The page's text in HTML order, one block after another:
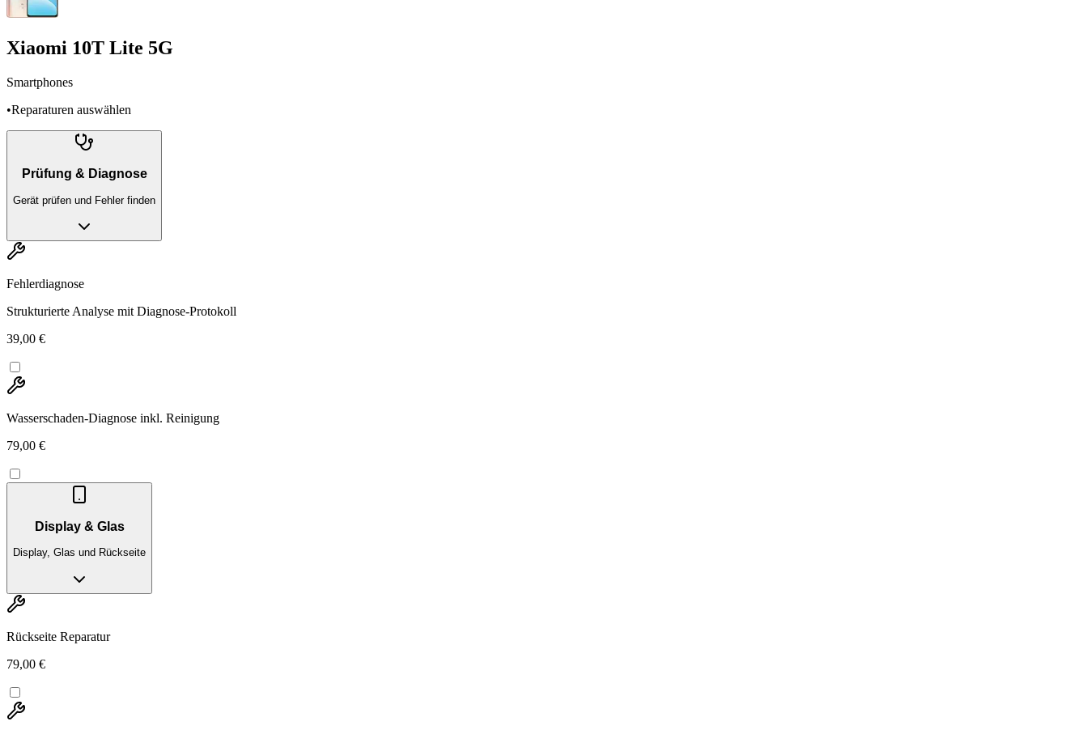
Xiaomi 10T Lite 5G
Smartphones
•Reparaturen auswählen
Prüfung & Diagnose
Gerät prüfen und Fehler finden
Fehlerdiagnose
Strukturierte Analyse mit Diagnose-Protokoll
39,00 €
Wasserschaden-Diagnose inkl. Reinigung
79,00 €
Display & Glas
Display, Glas und Rückseite
Rückseite Reparatur
79,00 €